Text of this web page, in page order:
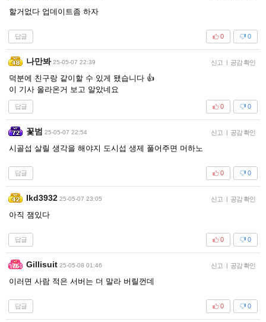
할거없다 업데이트좀 하자
답글 0
0
나만봐 25-05-07 22:39 신고 | 공감 확인
덕분에 친구랑 같이할 수 있게 됐습니다 👍
이 기사 올라온거 보고 알았네요
답글 0
0
꽃범 25-05-07 22:54 신고 | 공감 확인
시골섭 살릴 생각을 해야지 도시섭 생제 풀어주면 머하노
답글 0
0
Ikd3932 25-05-07 23:05 신고 | 공감 확인
아직 잼있다
답글 0
0
Gillisuit 25-05-08 01:46 신고 | 공감 확인
이러면 사람 적은 서버는 더 말라 버릴껀데
답글 0
0